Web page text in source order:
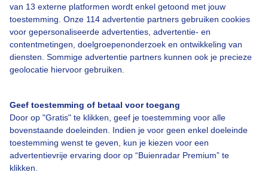
van 13 externe platformen wordt enkel getoond met jouw
toestemming. Onze 114 advertentie partners gebruiken cookies
voor gepersonaliseerde advertenties, advertentie- en
contentmetingen, doelgroepenonderzoek en ontwikkeling van
diensten. Sommige advertentie partners kunnen ook je precieze
geolocatie hiervoor gebruiken.
Geef toestemming of betaal voor toegang
Door op "Gratis" te klikken, geef je toestemming voor alle
bovenstaande doeleinden. Indien je voor geen enkel doeleinde
toestemming wenst te geven, kun je kiezen voor een
advertentievrije ervaring door op “Buienradar Premium” te
klikken.
Over Buienradar
Bedrijfsgegevens
Contact
Toegankelijkheid
Gebruikersvoorwaarden
Adverteren